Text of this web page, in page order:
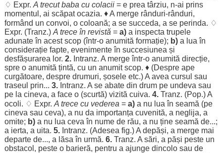
♢ Expr. A trecut baba cu colacii= e prea târziu, n-ai prins
momentul , ai scăpat ocazia. ♦ A merge rânduri-rânduri,
formând un convoi, o coloană; a se succeda, a se perinda. ♢
Expr. (Tranz.) A treceîn revistă = a)a inspecta trupele
adunateîn acestscop(într-o anumită formație); b)a lua în
considerație fapte, evenimenteîn succesiunea și
desfășurarea lor. 2.Intranz. A mergeîntr-o anumită direcție,
spreo anumită țintă, cu un anumit scop. ♦ (Despre ape
curgătoare, despre drumuri, șoseleetc.) A avea cursul sau
traseul prin... 3.Intranz. A se abatedin drumpe undeva sau
pe la cineva, a faceo (scurtă) vizită cuiva. 4.Tranz. (Pop.) A
ocoli. ♢ Expr. A trececu vederea = a)a nu lua în seamă (pe
cineva sau ceva), a nu da importanța cuvenită, a neglija, a
omite; b)a nu lua ceva în numede rău, a nu ține seamă de...;
a ierta, a uita. 5.Intranz. (Adesea fig.) A depăși, a mergemai
departede..., a lăsa în urmă. 6.Tranz. A sări, a păși pesteun
obstacol , pesteo barieră, pentru a ajunge dincolosau de